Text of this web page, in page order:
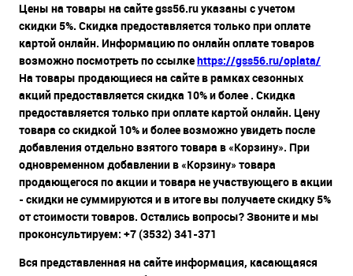
Цены на товары на сайте gss56.ru указаны с учетом
скидки 5%. Скидка предоставляется только при оплате
картой онлайн. Информацию по онлайн оплате товаров
возможно посмотреть по ссылкеhttps://gss56.ru/oplata/
На товары продающиеся на сайте в рамках сезонных
акций предоставляется скидка 10% и более . Скидка
предоставляется только при оплате картой онлайн. Цену
товара со скидкой 10% и более возможно увидеть после
добавления отдельно взятого товара в «Корзину». При
одновременном добавлении в «Корзину» товара
продающегося по акции и товара не участвующего в акции
- скидки не суммируются и в итоге вы получаете скидку 5%
от стоимости товаров. Остались вопросы? Звоните и мы
проконсультируем: +7 (3532) 341-371
Вся представленная на сайте информация, касающаяся